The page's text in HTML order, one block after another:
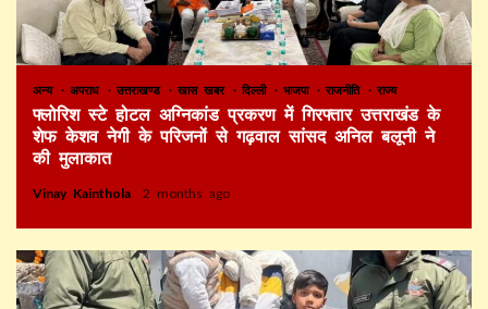
अन्य अपराध उत्तराखण्ड खास खबर दिल्ली भाजपा राजनीति राज्य
फ्लोरिश स्टे होटल अग्निकांड प्रकरण में गिरफ्तार उत्तराखंड के
शेफ केशव नेगी के परिजनों से गढ़वाल सांसद अनिल बलूनी ने
की मुलाकात
Vinay Kainthola 2 months ago